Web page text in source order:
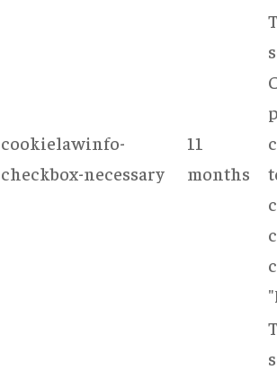
cookielawinfo-
checkbox-necessary
11
months